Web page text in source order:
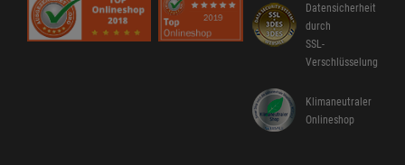
Datensicherheit
durch
SSL-
Verschlüsselung
Klimaneutraler
Onlineshop